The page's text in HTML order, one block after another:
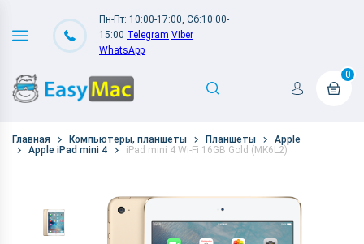
Пн-Пт: 10:00-17:00, Сб:10:00-
15:00 Telegram Viber
WhatsApp
0
Главная Компьютеры, планшеты Планшеты
Apple
Apple iPad mini 4
iPad mini 4 Wi-Fi 16GB Gold (MK6L2)